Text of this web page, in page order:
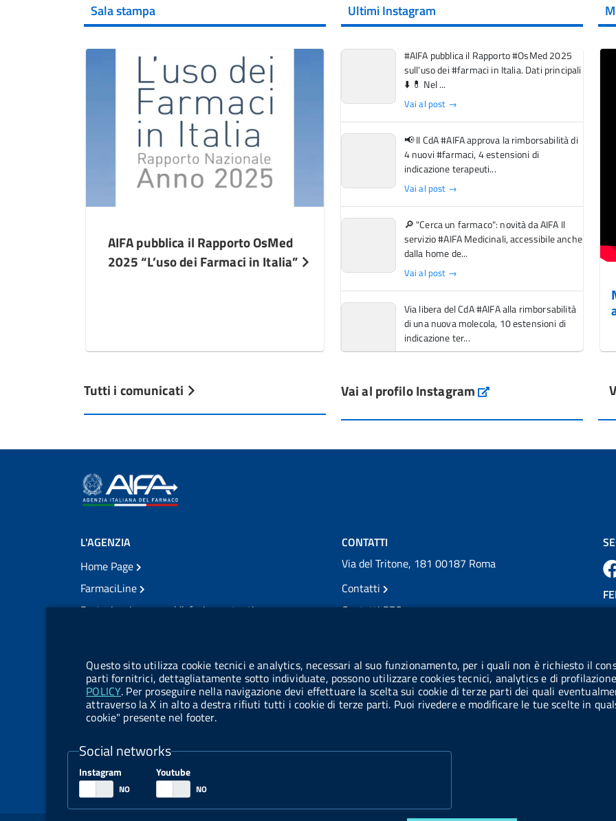
Sala stampa
AIFA pubblica il Rapporto OsMed
2025 “L’uso dei Farmaci in Italia”
Tutti i comunicati
Ultimi Instagram
#AIFA pubblica il Rapporto #OsMed 2025
sull’uso dei #farmaci in Italia. Dati principali
⬇️ 💊 Nel ...
Vai al post →
📢 Il CdA #AIFA approva la rimborsabilità di
4 nuovi #farmaci, 4 estensioni di
indicazione terapeuti...
Vai al post →
🔎 "Cerca un farmaco": novità da AIFA Il
servizio #AIFA Medicinali, accessibile anche
dalla home de...
Vai al post →
Via libera del CdA #AIFA alla rimborsabilità
di una nuova molecola, 10 estensioni di
indicazione ter...
L'Italia si conferma tra i primi Paesi europei
dal Servi...
Vai al profilo Instagram Instagram
Questo sito utilizza cookie tecnici e analytics, necessari al suo funzionamento, per i quali non è richiesto il
parti fornitrici, dettagliatamente sotto individuate, possono utilizzare cookies tecnici, analytics e di
POLICY. Per proseguire nella navigazione devi effettuare la scelta sui cookie di terze parti dei quali
attraverso la X in alto a destra rifiuti tutti i cookie di terze parti. Puoi rivedere e modificare le tue scelte in
cookie" presente nel footer.
Social networks
Instagram Youtube
L'AGENZIA
Home Page
FarmaciLine
Partecipazione e soddisfazione utenti
Amministrazione Trasparente
Atti di notifica
Pubblicità legale
TrovaNormeFarmaco
Bandi di Gara e Contratti
CONTATTI
Via del Tritone, 181 00187 Roma
Contatti
Contatti PEC
Codice Fiscale: 97345810580
Codice IPA AIFA: aifa_rm
Codice IPA UCB: UFE1TR